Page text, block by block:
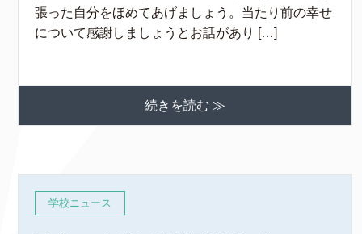
張った自分をほめてあげましょう。当たり前の幸せ
について感謝しましょうとお話があり […]
続きを読む ≫
学校ニュース